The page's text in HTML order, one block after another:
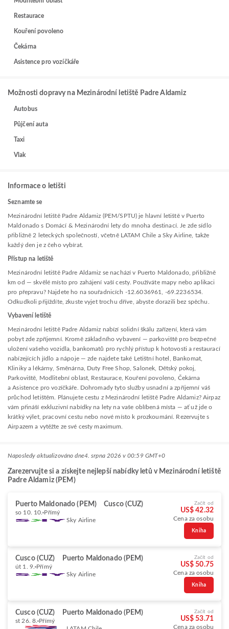
Restaurace
Kouření povoleno
Čekárna
Asistence pro vozíčkáře
Možnosti dopravy na Mezinárodní letiště Padre Aldamiz
Autobus
Půjčení auta
Taxi
Vlak
Informace o letišti
Seznamte se
Mezinárodní letiště Padre Aldamiz (PEM/SPTU) je hlavní letiště v Puerto
Maldonado s Domácí & Mezinárodní lety do mnoha destinací. Je zde sídlo
přibližně 2 leteckých společností, včetně LATAM Chile a Sky Airline, takže
každý den je z čeho vybírat.
Přístup na letiště
Mezinárodní letiště Padre Aldamiz se nachází v Puerto Maldonado, přibližně
km od — skvělé místo pro zahájení vaší cesty. Používáte mapy nebo aplikaci
pro přepravu? Najdete ho na souřadnicích -12.6036961, -69.2236534.
Odkudkoli přijíždíte, zkuste vyjet trochu dříve, abyste dorazili bez spěchu.
Vybavení letiště
Mezinárodní letiště Padre Aldamiz nabízí solidní škálu zařízení, která vám
pobyt zde zpříjemní. Kromě základního vybavení — parkoviště pro bezpečné
uložení vašeho vozidla, bankomatů pro rychlý přístup k hotovosti a restaurací
nabízejících jídlo a nápoje — zde najdete také Letištní hotel, Bankomat,
Kliniky a lékárny, Směnárna, Duty Free Shop, Salonek, Dětský pokoj,
Parkoviště, Modlitební oblast, Restaurace, Kouření povoleno, Čekárna
a Asistence pro vozíčkáře. Dohromady tyto služby usnadní a zpříjemní váš
průchod letištěm. Plánujete cestu z Mezinárodní letiště Padre Aldamiz? Airpaz
vám přináší exkluzivní nabídky na lety na vaše oblíbená místa — ať už jde o
krátký výlet, pracovní cestu nebo nové místo k prozkoumání. Rezervujte s
Airpazem a vytěžte ze své cesty maximum.
Naposledy aktualizováno dne4. srpna 2026 v 00:59 GMT+0
Zarezervujte si a získejte nejlepší nabídky letů v Mezinárodní letiště
Padre Aldamiz (PEM)
Puerto Maldonado (PEM) Cusco (CUZ)
so 10. 10. Přímý
Sky Airline
Začít od
US$ 42.32
Cena za osobu
Kniha
Cusco (CUZ) Puerto Maldonado (PEM)
út 1. 9. Přímý
Sky Airline
Začít od
US$ 50.75
Cena za osobu
Kniha
Cusco (CUZ) Puerto Maldonado (PEM)
st 26. 8. Přímý
Začít od
US$ 53.71
Cena za osobu